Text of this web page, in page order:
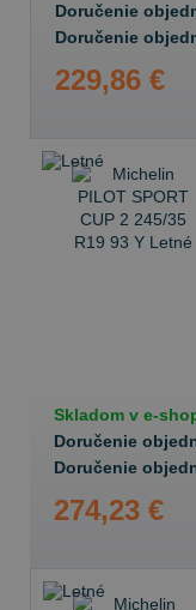
Doručenie
Doručenie
229,86 €
Skladom v e-
Doručenie
Doručenie
274,23 €